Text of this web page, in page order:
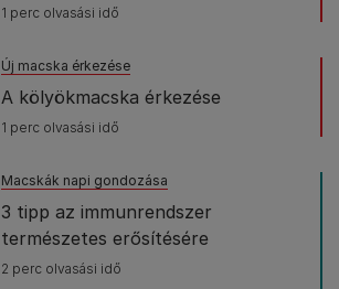
1 perc olvasási idő
Új macska érkezése
A kölyökmacska érkezése
1 perc olvasási idő
Macskák napi gondozása
3 tipp az immunrendszer
természetes erősítésére
2 perc olvasási idő